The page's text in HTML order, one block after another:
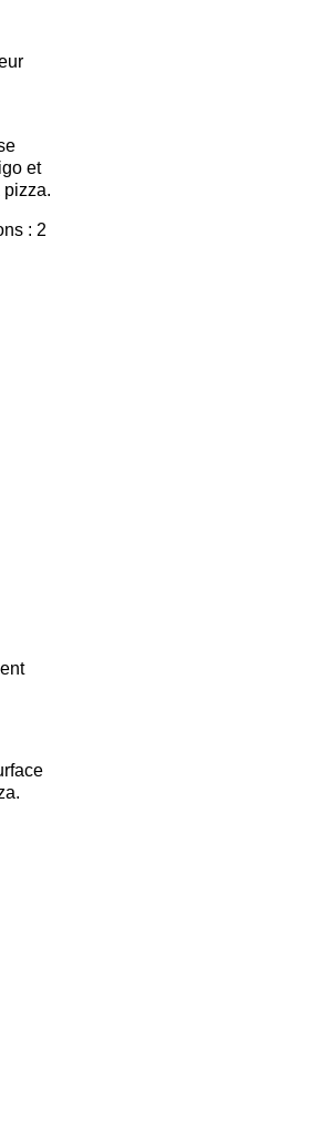
et
pizza.
: 2